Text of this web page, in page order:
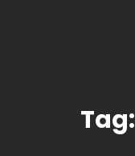
Tag: